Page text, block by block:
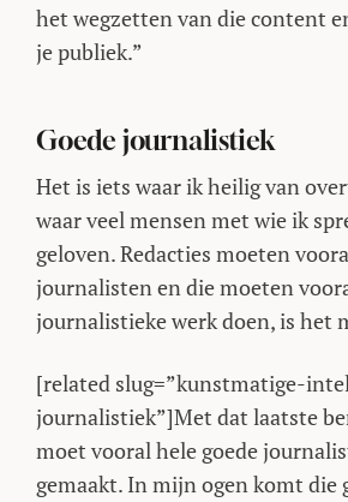
het wegzetten van die content
je publiek.”
Goede journalistiek
Het is iets waar ik heilig van
waar veel mensen met wie ik
geloven. Redacties moeten
journalisten en die moeten
journalistieke werk doen, is het
[related slug=”kunstmatige-
journalistiek”]Met dat laatste
moet vooral hele goede
gemaakt. In mijn ogen komt die